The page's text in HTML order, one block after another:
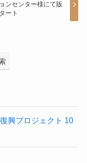
ンセンター様にて販
ート
興プロジェクト 10